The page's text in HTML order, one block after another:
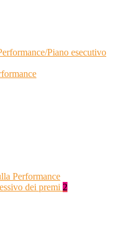
Piano esecutivo
Performance
dei premi 2